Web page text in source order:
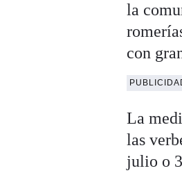
la
con
La
las
julio o